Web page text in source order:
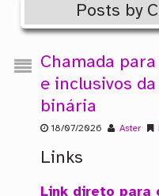
Posts by
Chamada
e inclusivos
binária
18/07/2026 Aster
Links
Link direto para